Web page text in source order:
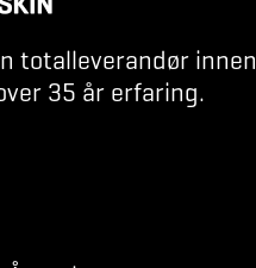
totalleverandør innen
35 år erfaring.